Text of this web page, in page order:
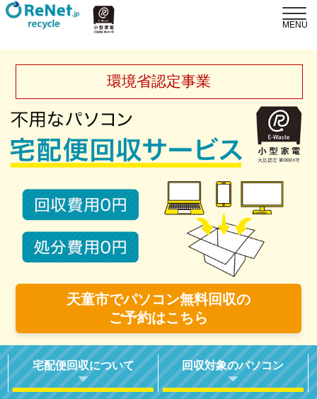
環境省認定事業
天童市でパソコン無料回収の
ご予約はこちら
宅配便回収について 回収対象のパソコン